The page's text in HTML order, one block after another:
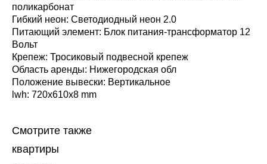
поликарбонат
Гибкий неон: Светодиодный неон 2.0
Питающий элемент: Блок питания-трансформатор 12
Вольт
Крепеж: Тросиковый подвесной крепеж
Область аренды: Нижегородская обл
Положение вывески: Вертикальное
lwh: 720x610x8 mm
Смотрите также
квартиры